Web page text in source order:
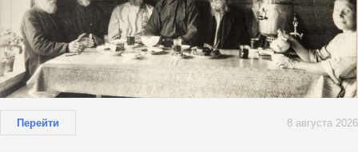
Перейти 8 августа 2026